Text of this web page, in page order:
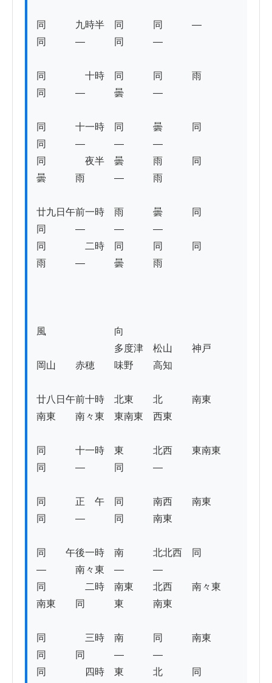
同　　　九時半　同　　　同　　　―
同　　　―　　　同　　　―
同　　　　十時　同　　　同　　　雨
同　　　―　　　曇　　　―
同　　　十一時　同　　　曇　　　同
同　　　―　　　―　　　―
同　　　　夜半　曇　　　雨　　　同
曇　　　雨　　　―　　　雨
廿九日午前一時　雨　　　曇　　　同
同　　　―　　　―　　　―
同　　　　二時　同　　　同　　　同
雨　　　―　　　曇　　　雨
風　　　　　　　向
多度津　松山　　神戸
岡山　　赤穂　　味野　　高知
廿八日午前十時　北東　　北　　　南東
南東　　南々東　東南東　西東
同　　　十一時　東　　　北西　　東南東
同　　　―　　　同　　　―
同　　　正　午　同　　　南西　　南東
同　　　―　　　同　　　南東
同　　午後一時　南　　　北北西　同
―　　　南々東　―　　　―
同　　　　二時　南東　　北西　　南々東
南東　　同　　　東　　　南東
同　　　　三時　南　　　同　　　南東
同　　　同　　　―　　　―
同　　　　四時　東　　　北　　　同